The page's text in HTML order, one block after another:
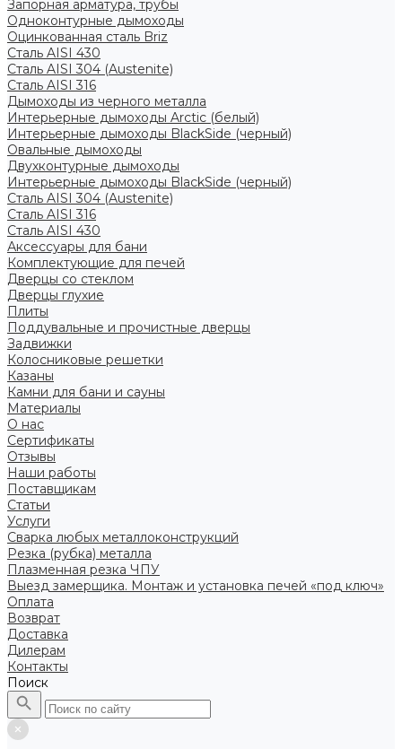
Запорная арматура, трубы
Одноконтурные дымоходы
Оцинкованная сталь Briz
Сталь AISI 430
Сталь AISI 304 (Austenite)
Сталь AISI 316
Дымоходы из черного металла
Интерьерные дымоходы Arctic (белый)
Интерьерные дымоходы BlackSide (черный)
Овальные дымоходы
Двухконтурные дымоходы
Интерьерные дымоходы BlackSide (черный)
Сталь AISI 304 (Austenite)
Сталь AISI 316
Сталь AISI 430
Аксессуары для бани
Комплектующие для печей
Дверцы со стеклом
Дверцы глухие
Плиты
Поддувальные и прочистные дверцы
Задвижки
Колосниковые решетки
Казаны
Камни для бани и сауны
Материалы
О нас
Сертификаты
Отзывы
Наши работы
Поставщикам
Статьи
Услуги
Сварка любых металлоконструкций
Резка (рубка) металла
Плазменная резка ЧПУ
Выезд замерщика. Монтаж и установка печей «под ключ»
Оплата
Возврат
Доставка
Дилерам
Контакты
Поиск